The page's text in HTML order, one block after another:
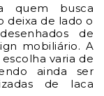
quem busca
deixa de lado o
de
mobiliário. A
varia de
ainda ser
de laca